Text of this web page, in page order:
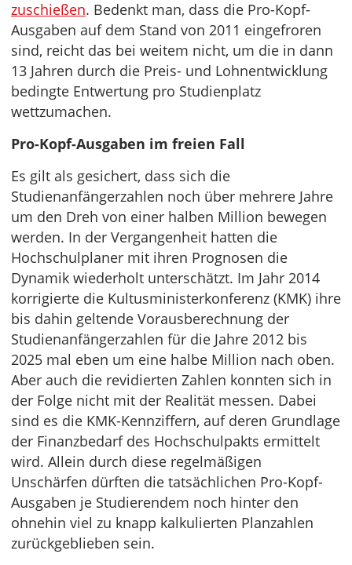
zuschießen. Bedenkt man, dass die Pro-Kopf-
Ausgaben auf dem Stand von 2011 eingefroren
sind, reicht das bei weitem nicht, um die in dann
13 Jahren durch die Preis- und Lohnentwicklung
bedingte Entwertung pro Studienplatz
wettzumachen.
Pro-Kopf-Ausgaben im freien Fall
Es gilt als gesichert, dass sich die
Studienanfängerzahlen noch über mehrere Jahre
um den Dreh von einer halben Million bewegen
werden. In der Vergangenheit hatten die
Hochschulplaner mit ihren Prognosen die
Dynamik wiederholt unterschätzt. Im Jahr 2014
korrigierte die Kultusministerkonferenz (KMK) ihre
bis dahin geltende Vorausberechnung der
Studienanfängerzahlen für die Jahre 2012 bis
2025 mal eben um eine halbe Million nach oben.
Aber auch die revidierten Zahlen konnten sich in
der Folge nicht mit der Realität messen. Dabei
sind es die KMK-Kennziffern, auf deren Grundlage
der Finanzbedarf des Hochschulpakts ermittelt
wird. Allein durch diese regelmäßigen
Unschärfen dürften die tatsächlichen Pro-Kopf-
Ausgaben je Studierendem noch hinter den
ohnehin viel zu knapp kalkulierten Planzahlen
zurückgeblieben sein.